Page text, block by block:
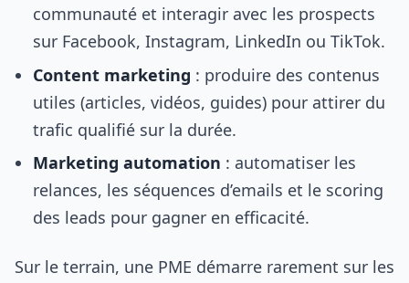
communauté et interagir avec les prospects
sur Facebook, Instagram, LinkedIn ou TikTok.
Content marketing : produire des contenus
utiles (articles, vidéos, guides) pour attirer du
trafic qualifié sur la durée.
Marketing automation : automatiser les
relances, les séquences d’emails et le scoring
des leads pour gagner en efficacité.
Sur le terrain, une PME démarre rarement sur les